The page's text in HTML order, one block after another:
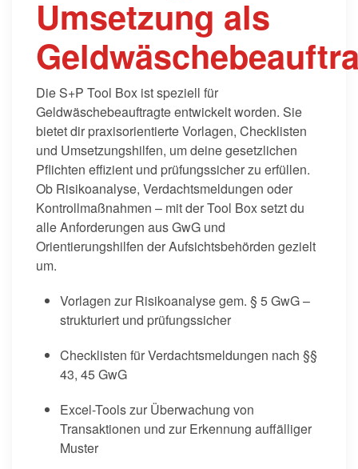
Umsetzung als
Die S+P Tool Box ist speziell für
Geldwäschebeauftragte entwickelt worden. Sie
bietet dir praxisorientierte Vorlagen, Checklisten
und Umsetzungshilfen, um deine gesetzlichen
Pflichten effizient und prüfungssicher zu erfüllen.
Ob Risikoanalyse, Verdachtsmeldungen oder
Kontrollmaßnahmen – mit der Tool Box setzt du
alle Anforderungen aus GwG und
Orientierungshilfen der Aufsichtsbehörden gezielt
um.
Vorlagen zur Risikoanalyse gem. § 5 GwG –
strukturiert und prüfungssicher
Checklisten für Verdachtsmeldungen nach §§
43, 45 GwG
Excel-Tools zur Überwachung von
Transaktionen und zur Erkennung auffälliger
Muster